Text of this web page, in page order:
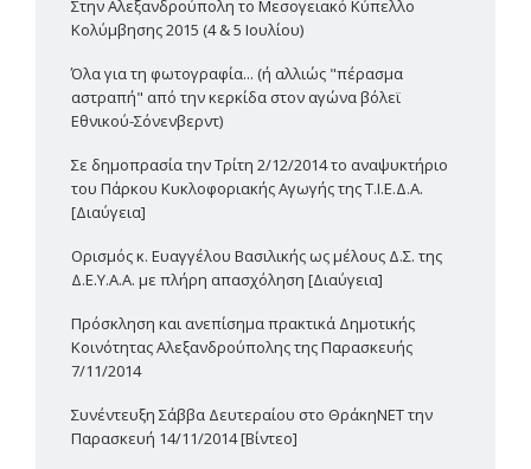
Στην Αλεξανδρούπολη το Μεσογειακό Κύπελλο
Κολύμβησης 2015 (4 & 5 Ιουλίου)
Όλα για τη φωτογραφία... (ή αλλιώς "πέρασμα
αστραπή" από την κερκίδα στον αγώνα βόλεϊ
Εθνικού-Σόνενβερντ)
Σε δημοπρασία την Τρίτη 2/12/2014 το αναψυκτήριο
του Πάρκου Κυκλοφοριακής Αγωγής της Τ.Ι.Ε.Δ.Α.
[Διαύγεια]
Ορισμός κ. Ευαγγέλου Βασιλικής ως μέλους Δ.Σ. της
Δ.Ε.Υ.Α.Α. με πλήρη απασχόληση [Διαύγεια]
Πρόσκληση και ανεπίσημα πρακτικά Δημοτικής
Κοινότητας Αλεξανδρούπολης της Παρασκευής
7/11/2014
Συνέντευξη Σάββα Δευτεραίου στο ΘράκηΝΕΤ την
Παρασκευή 14/11/2014 [Βίντεο]